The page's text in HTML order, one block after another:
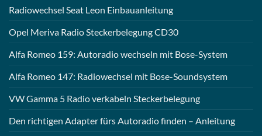
Radiowechsel Seat Leon Einbauanleitung
Opel Meriva Radio Steckerbelegung CD30
Alfa Romeo 159: Autoradio wechseln mit Bose-System
Alfa Romeo 147: Radiowechsel mit Bose-Soundsystem
VW Gamma 5 Radio verkabeln Steckerbelegung
Den richtigen Adapter fürs Autoradio finden – Anleitung